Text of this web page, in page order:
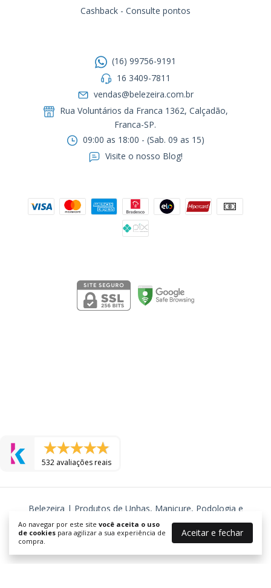
Ao navegar por este site você aceita o uso
de cookies para agilizar a sua experiência de
compra.
Aceitar e fechar
Cashback - Consulte pontos
(16) 99756-9191
16 3409-7811
vendas@belezeira.com.br
Rua Voluntários da Franca 1362, Calçadão,
Franca-SP.ㅤㅤㅤㅤㅤㅤㅤㅤㅤㅤㅤ
09:00 as 18:00 - (Sab. 09 as 15)
Visite o nosso Blog!
532 avaliações reais
Belezeira | Produtos de Unhas, Manicure, Podologia e
Cosmeticos
©2026. BELEZEIRA - J R TORRES COSMETICOS LTDA - 24577725000105.
Todos os direitos reservados.